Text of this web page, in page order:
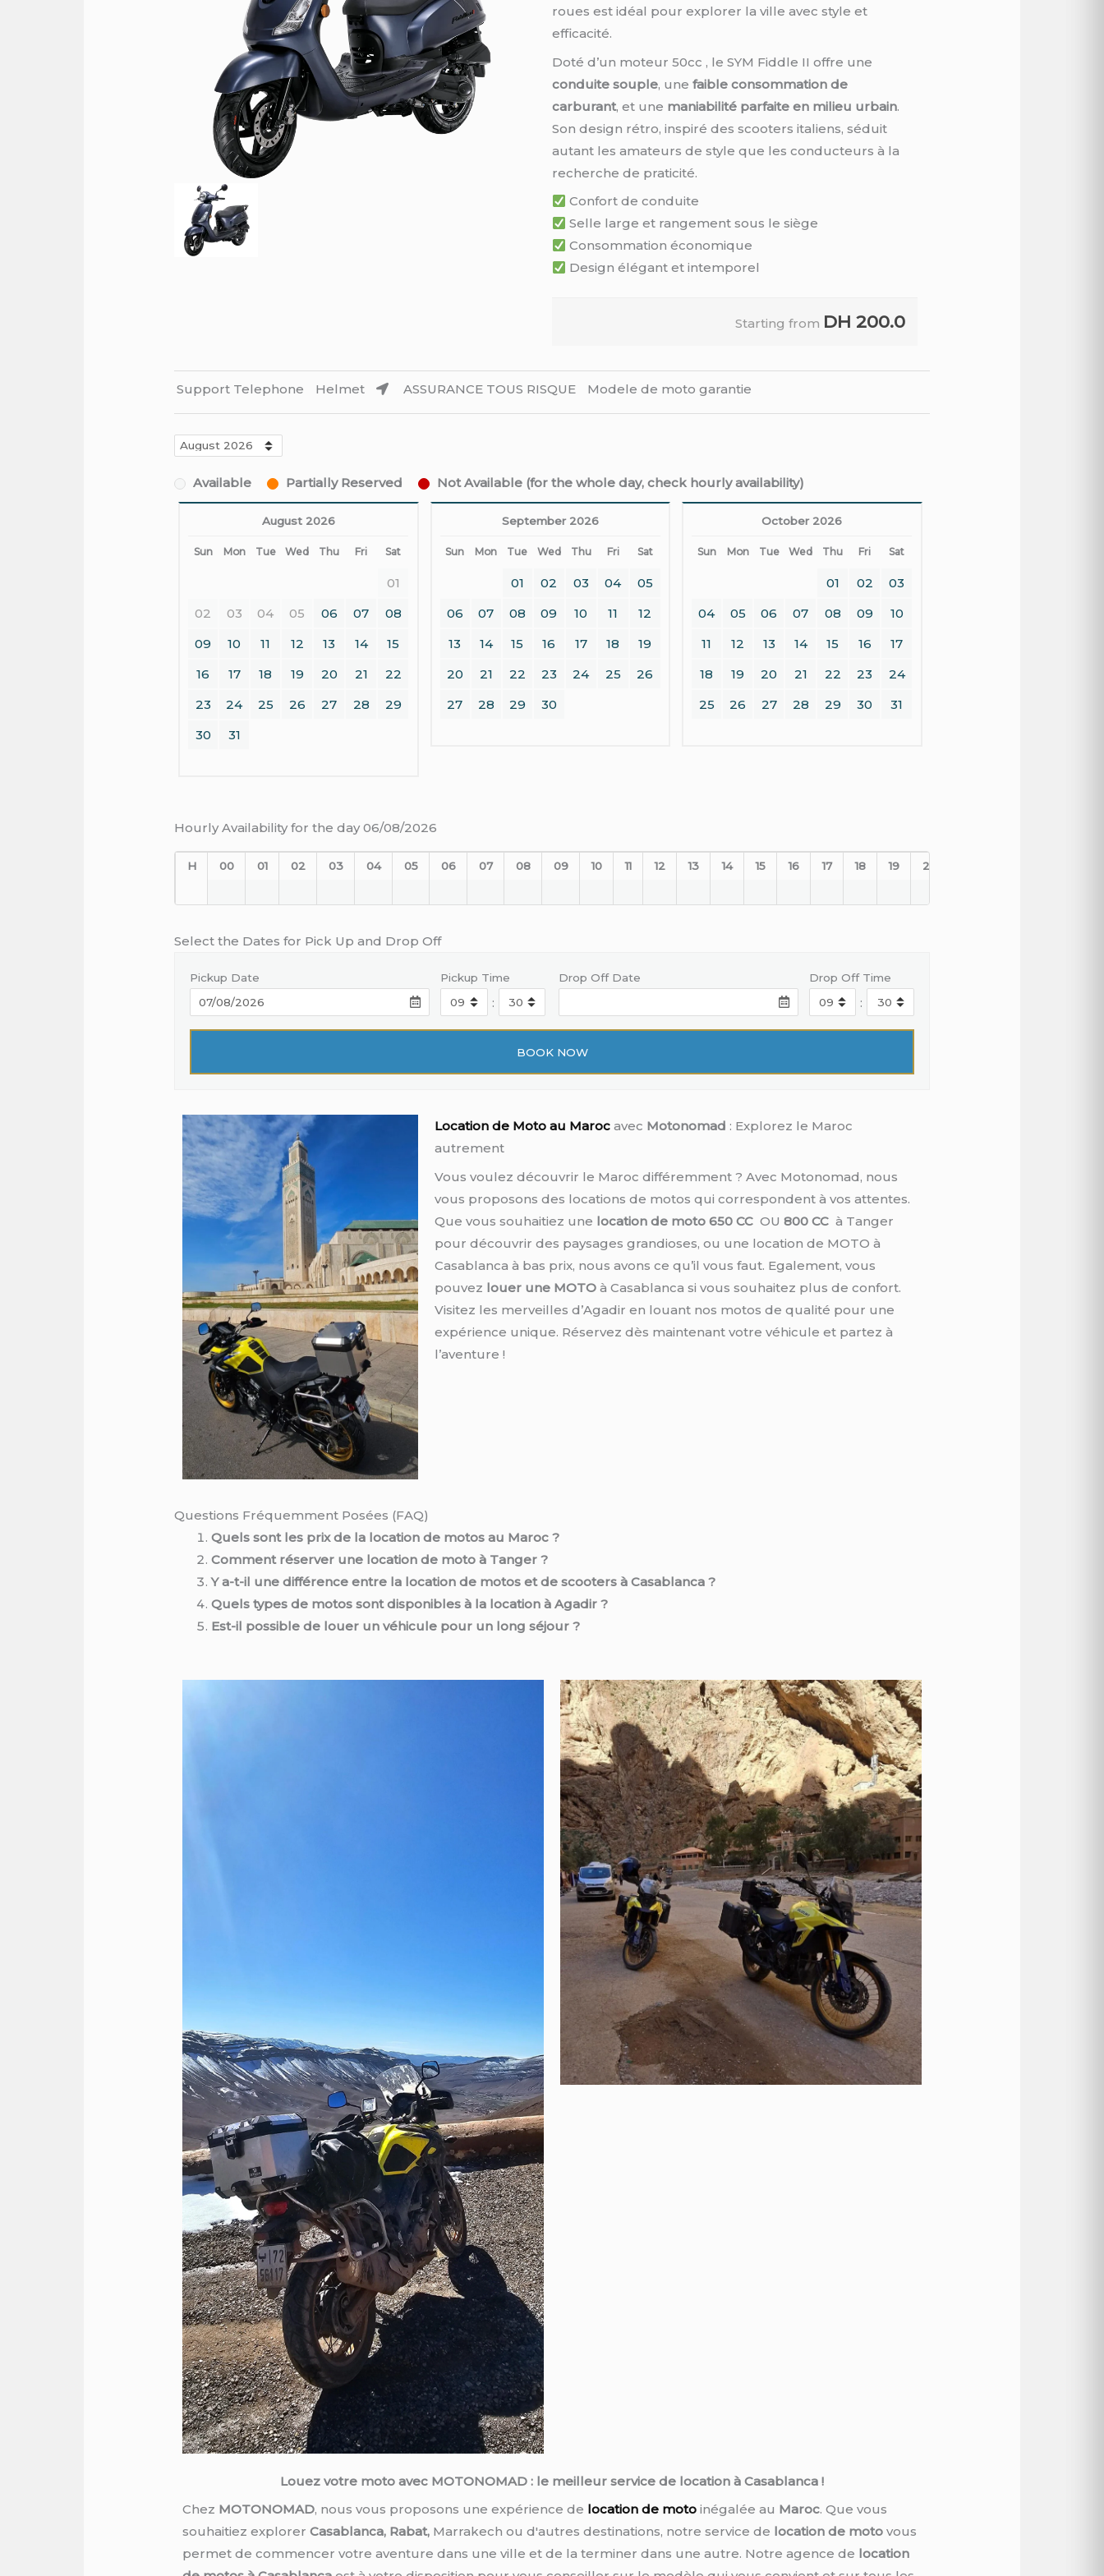
roues est idéal pour explorer la ville avec style et
efficacité.
Doté d’un moteur 50cc , le SYM Fiddle II offre une
conduite souple, une faible consommation de
carburant, et une maniabilité parfaite en milieu urbain.
Son design rétro, inspiré des scooters italiens, séduit
autant les amateurs de style que les conducteurs à la
recherche de praticité.
Confort de conduite
Selle large et rangement sous le siège
Consommation économique
Design élégant et intemporel
Starting from DH 200.0
Support Telephone Helmet ASSURANCE TOUS RISQUE Modele de moto garantie
Available Partially Reserved Not Available (for the whole day, check hourly availability)
August 2026
Sun Mon Tue Wed Thu Fri Sat
01
02
03 04 05 06 07
08
09
10 11 12 13 14
15
16
17 18 19 20 21
22
23
24 25 26 27 28
29
30
31
September 2026
Sun Mon Tue Wed Thu Fri Sat
01 02 03 04
05
06
07 08 09 10 11
12
13
14 15 16 17 18
19
20
21 22 23 24 25
26
27
28 29 30
October 2026
Sun Mon Tue Wed Thu Fri Sat
01 02
03
04
05 06 07 08 09
10
11
12 13 14 15 16
17
18
19 20 21 22 23
24
25
26 27 28 29 30 31
Hourly Availability for the day 06/08/2026
H 00 01 02 03 04 05 06 07 08 09 10 11 12 13 14 15 16 17 18 19 20
Select the Dates for Pick Up and Drop Off
Pickup Date Pickup Time
:
Drop Off Date Drop Off Time
:
Location de Moto au Marocavec Motonomad : Explorez le Maroc
autrement
Vous voulez découvrir le Maroc différemment ? Avec Motonomad, nous
vous proposons des locations de motos qui correspondent à vos attentes.
Que vous souhaitiez une location de moto 650 CCOU 800 CCà Tanger
pour découvrir des paysages grandioses, ou une location de MOTO à
Casablanca à bas prix, nous avons ce qu’il vous faut. Egalement, vous
pouvez louer une MOTOà Casablanca si vous souhaitez plus de confort.
Visitez les merveilles d’Agadir en louant nos motos de qualité pour une
expérience unique. Réservez dès maintenant votre véhicule et partez à
l’aventure !
Questions Fréquemment Posées (FAQ)
Quels sont les prix de la location de motos au Maroc ?
Comment réserver une location de moto à Tanger ?
Y a-t-il une différence entre la location de motos et de scooters à Casablanca ?
Quels types de motos sont disponibles à la location à Agadir ?
Est-il possible de louer un véhicule pour un long séjour ?
Louez votre moto avec MOTONOMAD : le meilleur service de location à Casablanca !
Chez MOTONOMAD, nous vous proposons une expérience de location de moto inégalée au Maroc. Que vous
souhaitiez explorer Casablanca, Rabat, Marrakech ou d'autres destinations, notre service de location de moto vous
permet de commencer votre aventure dans une ville et de la terminer dans une autre. Notre agence de location